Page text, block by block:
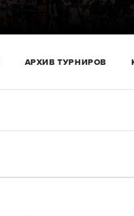
АРХИВ ТУРНИРОВ